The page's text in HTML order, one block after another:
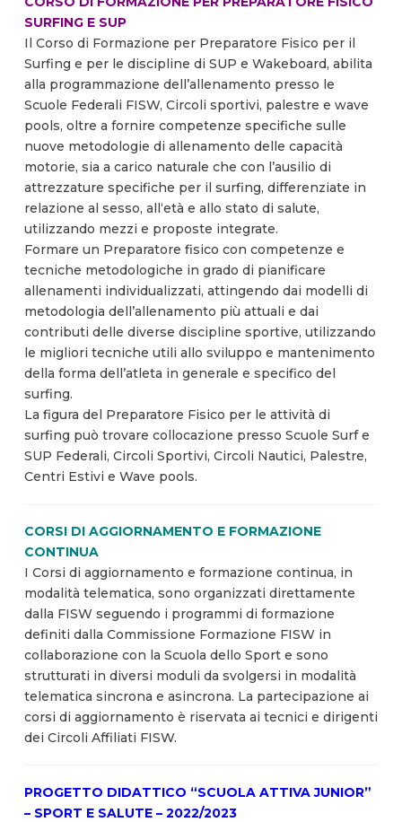
SURFING E SUP
Il Corso di Formazione per Preparatore Fisico per il
Surfing e per le discipline di SUP e Wakeboard, abilita
alla programmazione dell’allenamento presso le
Scuole Federali FISW, Circoli sportivi, palestre e wave
pools, oltre a fornire competenze specifiche sulle
nuove metodologie di allenamento delle capacità
motorie, sia a carico naturale che con l’ausilio di
attrezzature specifiche per il surfing, differenziate in
relazione al sesso, all‘età e allo stato di salute,
utilizzando mezzi e proposte integrate.
Formare un Preparatore fisico con competenze e
tecniche metodologiche in grado di pianificare
allenamenti individualizzati, attingendo dai modelli di
metodologia dell’allenamento più attuali e dai
contributi delle diverse discipline sportive, utilizzando
le migliori tecniche utili allo sviluppo e mantenimento
della forma dell’atleta in generale e specifico del
surfing.
La figura del Preparatore Fisico per le attività di
surfing può trovare collocazione presso Scuole Surf e
SUP Federali, Circoli Sportivi, Circoli Nautici, Palestre,
Centri Estivi e Wave pools.
CORSI DI AGGIORNAMENTO E FORMAZIONE
CONTINUA
I Corsi di aggiornamento e formazione continua, in
modalità telematica, sono organizzati direttamente
dalla FISW seguendo i programmi di formazione
definiti dalla Commissione Formazione FISW in
collaborazione con la Scuola dello Sport e sono
strutturati in diversi moduli da svolgersi in modalità
telematica sincrona e asincrona. La partecipazione ai
corsi di aggiornamento è riservata ai tecnici e dirigenti
dei Circoli Affiliati FISW.
PROGETTO DIDATTICO “SCUOLA ATTIVA JUNIOR”
– SPORT E SALUTE – 2022/2023